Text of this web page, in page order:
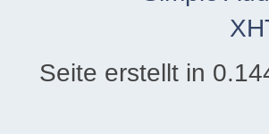
Seite erstellt in